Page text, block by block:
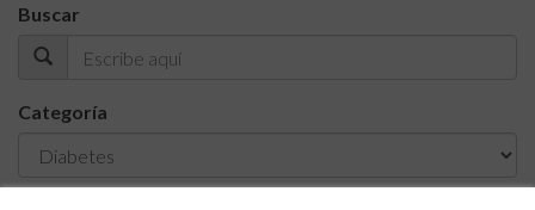
Buscar
Categoría